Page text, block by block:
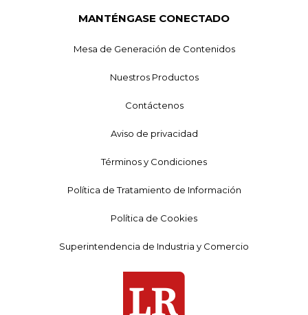
MANTÉNGASE CONECTADO
Mesa de Generación de Contenidos
Nuestros Productos
Contáctenos
Aviso de privacidad
Términos y Condiciones
Política de Tratamiento de Información
Política de Cookies
Superintendencia de Industria y Comercio